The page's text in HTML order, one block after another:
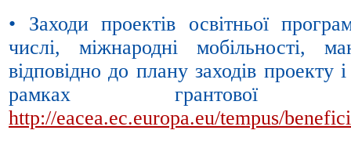
• Заходи проектів освітньої
числі, міжнародні мобільності,
відповідно до плану заходів проекту
рамках
http://eacea.ec.europa.eu/tempus/